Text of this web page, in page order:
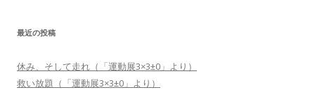
最近の投稿
休み、そして走れ（「運動展3×3±0」より）
救い放題（「運動展3×3±0」より）